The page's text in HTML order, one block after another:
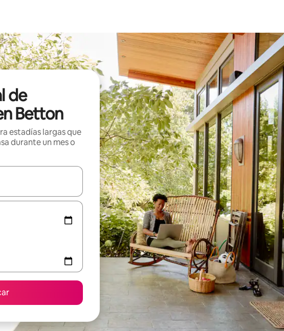
de
Betton
estadías largas que
durante un mes o
disponibles, navega con las teclas de flecha hacia arriba y hacia abajo o explora con